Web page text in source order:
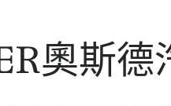
奧斯